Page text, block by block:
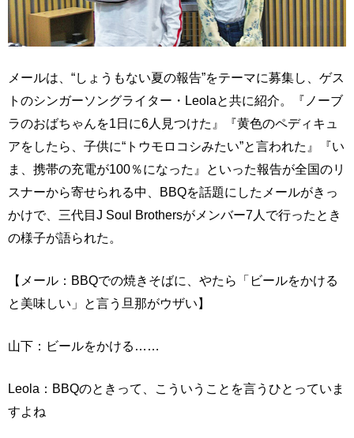
メールは、“しょうもない夏の報告”をテーマに募集し、ゲス
トのシンガーソングライター・Leolaと共に紹介。『ノーブ
ラのおばちゃんを1日に6人見つけた』『黄色のペディキュ
アをしたら、子供に“トウモロコシみたい”と言われた』『い
ま、携帯の充電が100％になった』といった報告が全国のリ
スナーから寄せられる中、BBQを話題にしたメールがきっ
かけで、三代目J Soul Brothersがメンバー7人で行ったとき
の様子が語られた。
【メール：BBQでの焼きそばに、やたら「ビールをかける
と美味しい」と言う旦那がウザい】
山下：ビールをかける……
Leola：BBQのときって、こういうことを言うひとっていま
すよね